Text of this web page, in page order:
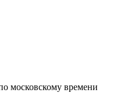
московскому времени